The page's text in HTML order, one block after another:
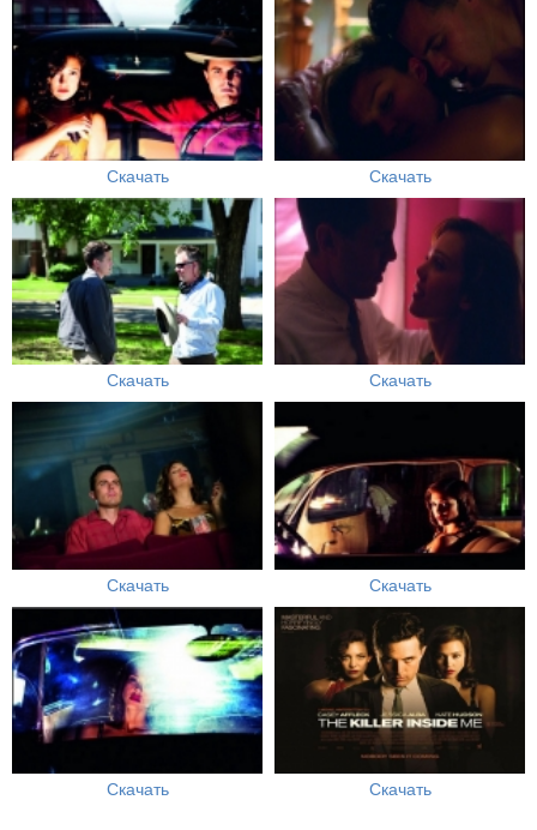
Скачать Скачать
Скачать Скачать
Скачать Скачать
Скачать Скачать